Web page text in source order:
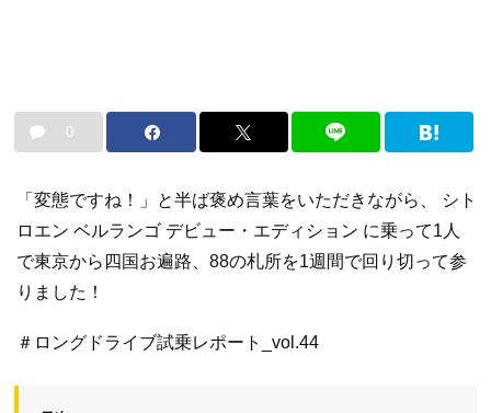
0
「変態ですね！」と半ば褒め言葉をいただきながら、 シト
ロエン ベルランゴ デビュー・エディション に乗って1人
で東京から四国お遍路、88の札所を1週間で回り切って参
りました！
＃ロングドライブ試乗レポート_vol.44